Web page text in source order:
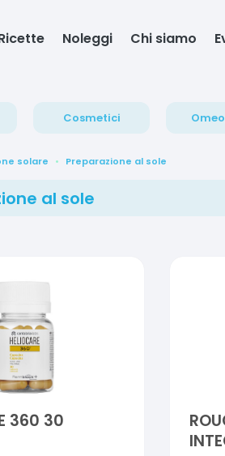
Noleggi Chi siamo
Cosmetici
solare Preparazione al sole
al sole
360 30